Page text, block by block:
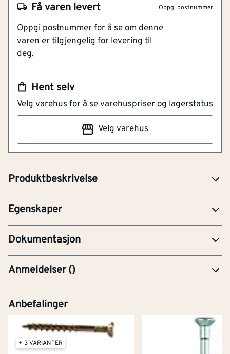
Hent selv
Velg varehus for å se varehuspriser og lagerstatus
Velg varehus
Få varen levert Oppgi postnummer
Oppgi postnummer for å se om denne
varen er tilgjengelig for levering til
deg.
Produktbeskrivelse
NOBB
45499073
Artikkelnummer
101148634
Senkhode med delgjenge
Torx spor
Elforsinket
plater med høy trykkstyrke. Undersenket
hode,cutterspor, elforzinket, gullkromatisert,
Egenskaper
Lengde (mm) [mm]
Forsenket Ja
[mm]
Dokumentasjon
BRO-Brosjyre
FDF-ST MDF SCREWS Declaration BREEAM-NOR
6.0 Mat 02.pdf
Anmeldelser()
Anbefalinger
+ 3 VARIANTER